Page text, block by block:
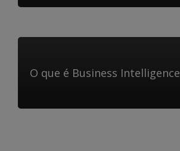
O que é Business Intelligence